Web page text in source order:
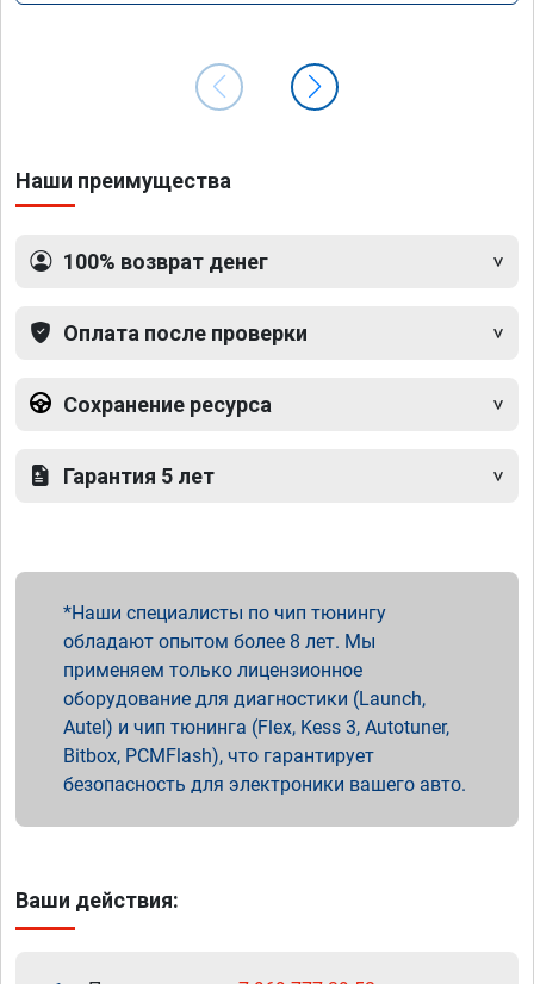
Наши преимущества
100% возврат денег
Оплата после проверки
Сохранение ресурса
Гарантия 5 лет
Наши специалисты по чип тюнингу
обладают опытом более 8 лет. Мы
применяем только лицензионное
оборудование для диагностики (Launch,
Autel) и чип тюнинга (Flex, Kess 3, Autotuner,
Bitbox, PCMFlash), что гарантирует
безопасность для электроники вашего авто.
Ваши действия: